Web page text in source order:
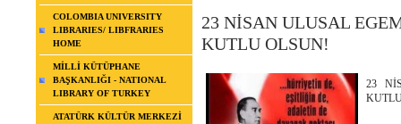
COLOMBIA UNIVERSITY
LIBRARIES/ LIBFRARIES
HOME
MİLLİ KÜTÜPHANE
BAŞKANLIĞI - NATIONAL
LIBRARY OF TURKEY
ATATÜRK KÜLTÜR MERKEZİ
23 NİSAN ULUSAL
KUTLU OLSUN!
23